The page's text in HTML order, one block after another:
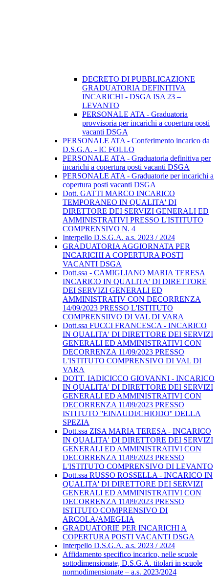
DECRETO DI PUBBLICAZIONE
GRADUATORIA DEFINITIVA
INCARICHI - DSGA ISA 23 –
LEVANTO
PERSONALE ATA - Graduatoria
provvisoria per incarichi a copertura posti
vacanti DSGA
PERSONALE ATA - Conferimento incarico da
D.S.G.A. - IC FOLLO
PERSONALE ATA - Graduatoria definitiva per
incarichi a copertura posti vacanti DSGA
PERSONALE ATA - Graduatorie per incarichi a
copertura posti vacanti DSGA
Dott. GATTI MARCO INCARICO
TEMPORANEO IN QUALITA' DI
DIRETTORE DEI SERVIZI GENERALI ED
AMMINISTRATIVI PRESSO L'ISTITUTO
COMPRENSIVO N. 4
Interpello D.S.G.A. a.s. 2023 / 2024
GRADUATORIA AGGIORNATA PER
INCARICHI A COPERTURA POSTI
VACANTI DSGA
Dott.ssa - CAMIGLIANO MARIA TERESA
INCARICO IN QUALITA' DI DIRETTORE
DEI SERVIZI GENERALI ED
AMMINISTRATIV CON DECORRENZA
14/09/2023 PRESSO L'ISTITUTO
COMPRENSIIVO DI VAL DI VARA
Dott.ssa FUCCI FRANCESCA - INCARICO
IN QUALITA' DI DIRETTORE DEI SERVIZI
GENERALI ED AMMINISTRATIVI CON
DECORRENZA 11/09/2023 PRESSO
L'ISTITUTO COMPRENSIVO DI VAL DI
VARA
DOTT. IADICICCO GIOVANNI - INCARICO
IN QUALITA' DI DIRETTORE DEI SERVIZI
GENERALI ED AMMINISTRATIVI CON
DECORRENZA 11/09/2023 PRESSO
ISTITUTO ''EINAUDI/CHIODO'' DELLA
SPEZIA
Dott.ssa ZISA MARIA TERESA - INCARICO
IN QUALITA' DI DIRETTORE DEI SERVIZI
GENERALI ED AMMINISTRATIVI CON
DECORRENZA 11/09/2023 PRESSO
L'ISTITUTO COMPRENSIVO DI LEVANTO
Dott.ssa RUSSO ROSSELLA - INCARICO IN
QUALITA' DI DIRETTORE DEI SERVIZI
GENERALI ED AMMINISTRATIVI CON
DECORRENZA 11/09/2023 PRESSO
ISTITUTO COMPRENSIVO DI
ARCOLA/AMEGLIA
GRADUATORIE PER INCARICHI A
COPERTURA POSTI VACANTI DSGA
Interpello D.S.G.A. a.s. 2023 / 2024
Affidamento specifico incarico, nelle scuole
sottodimensionate, D.S.G.A. titolari in scuole
normodimensionate – a.s. 2023/2024